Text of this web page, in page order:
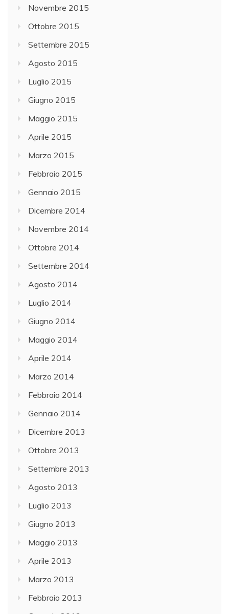
Novembre 2015
Ottobre 2015
Settembre 2015
Agosto 2015
Luglio 2015
Giugno 2015
Maggio 2015
Aprile 2015
Marzo 2015
Febbraio 2015
Gennaio 2015
Dicembre 2014
Novembre 2014
Ottobre 2014
Settembre 2014
Agosto 2014
Luglio 2014
Giugno 2014
Maggio 2014
Aprile 2014
Marzo 2014
Febbraio 2014
Gennaio 2014
Dicembre 2013
Ottobre 2013
Settembre 2013
Agosto 2013
Luglio 2013
Giugno 2013
Maggio 2013
Aprile 2013
Marzo 2013
Febbraio 2013